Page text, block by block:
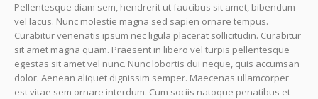
Pellentesque diam sem, hendrerit ut faucibus sit amet, bibendum
vel lacus. Nunc molestie magna sed sapien ornare tempus.
Curabitur venenatis ipsum nec ligula placerat sollicitudin. Curabitur
sit amet magna quam. Praesent in libero vel turpis pellentesque
egestas sit amet vel nunc. Nunc lobortis dui neque, quis accumsan
dolor. Aenean aliquet dignissim semper. Maecenas ullamcorper
est vitae sem ornare interdum. Cum sociis natoque penatibus et